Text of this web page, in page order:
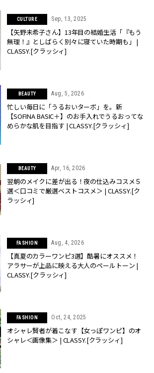
CULTURE Sep, 13, 2025
【矢野未希子さん】13年目の結婚生活「『もう
無理！』としばらく別々に寝ていた時期も」 |
CLASSY.[クラッシィ]
BEAUTY Aug, 5, 2026
忙しい毎日に「うるおいターボ」を。新
【SOFINA BASIC＋】のお手入れでうるおってな
めらかな肌を目指す | CLASSY.[クラッシィ]
BEAUTY Apr, 16, 2026
翌朝のメイクに差が出る！夜の仕込みコスメ５
選＜口コミで厳選ベストコスメ＞ | CLASSY.[ク
ラッシィ]
FASHION Aug, 4, 2026
【真夏のカラーワンピ3選】酷暑にオススメ！
アラサーが上品に映える大人のペールトーン |
CLASSY.[クラッシィ]
FASHION Oct, 24, 2025
オシャレ賢者が着こなす【女っぽワンピ】のオ
シャレ＜画像集＞ | CLASSY.[クラッシィ]